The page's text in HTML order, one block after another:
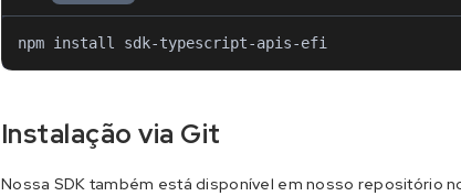
npm install sdk-typescript-apis-efi
Instalação via Git
Nossa SDK também está disponível em nosso repositório